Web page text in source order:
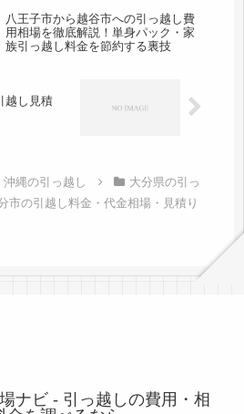
八王子市から越谷市への引っ越し費
用相場を徹底解説！単身パック・家
族引っ越し料金を節約する裏技
越し見積
沖縄の引っ越し
大分県の引っ
市の引越し料金・代金相場・見積り